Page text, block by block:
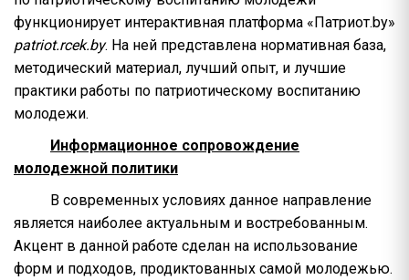
функционирует интерактивная платформа «Патриот.by»
patriot.rcek.by. На ней представлена нормативная база,
методический материал, лучший опыт, и лучшие
практики работы по патриотическому воспитанию
молодежи.
Информационное сопровождение
молодежной политики
В современных условиях данное направление
является наиболее актуальным и востребованным.
Акцент в данной работе сделан на использование
форм и подходов, продиктованных самой молодежью.